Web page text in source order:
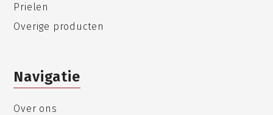
Prielen
Overige producten
Navigatie
Over ons